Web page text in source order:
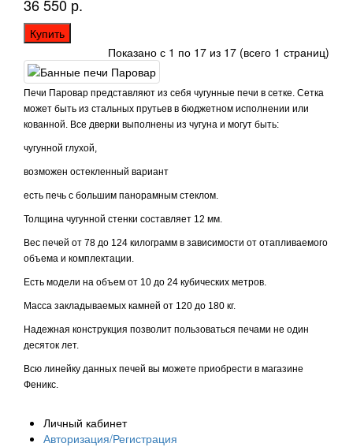
36 550 р.
Купить
Показано с 1 по 17 из 17 (всего 1 страниц)
Печи Паровар представляют из себя чугунные печи в сетке. Сетка
может быть из стальных прутьев в бюджетном исполнении или
кованной. Все дверки выполнены из чугуна и могут быть:
чугунной глухой,
возможен остекленный вариант
есть печь с большим панорамным стеклом.
Толщина чугунной стенки составляет 12 мм.
Вес печей от 78 до 124 килограмм в зависимости от отапливаемого
объема и комплектации.
Есть модели на объем от 10 до 24 кубических метров.
Масса закладываемых камней от 120 до 180 кг.
Надежная конструкция позволит пользоваться печами не один
десяток лет.
Всю линейку данных печей вы можете приобрести в магазине
Феникс.
Личный кабинет
Авторизация/Регистрация